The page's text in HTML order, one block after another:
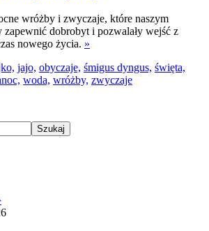
wróżby i zwyczaje, które naszym
zapewnić dobrobyt i pozwalały wejść z
nowego życia. »
jajo, obyczaje, śmigus dyngus, święta,
woda, wróżby, zwyczaje